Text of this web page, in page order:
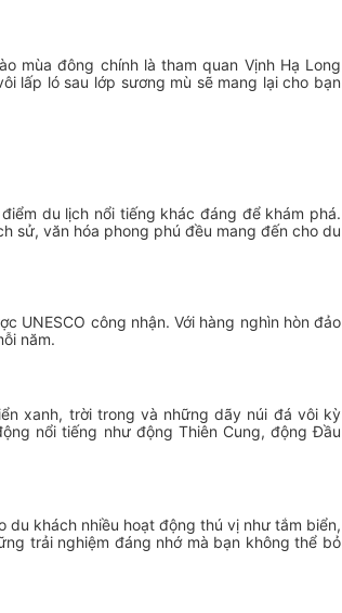
mùa đông chính là tham quan Vịnh Hạ Long
lấp ló sau lớp sương mù sẽ mang lại cho bạn
du lịch nổi tiếng khác đáng để khám phá.
sử, văn hóa phong phú đều mang đến cho du
UNESCO công nhận. Với hàng nghìn hòn đảo
năm.
xanh, trời trong và những dãy núi đá vôi kỳ
nổi tiếng như động Thiên Cung, động Đầu
du khách nhiều hoạt động thú vị như tắm biển,
trải nghiệm đáng nhớ mà bạn không thể bỏ